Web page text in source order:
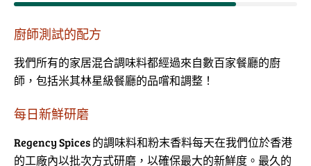
廚師測試的配方
我們所有的家居混合調味料都經過來自數百家餐廳的廚
師，包括米其林星級餐廳的品嚐和調整！
每日新鮮研磨
Regency Spices 的調味料和粉末香料每天在我們位於香港
的工廠內以批次方式研磨，以確保最大的新鮮度。最久的